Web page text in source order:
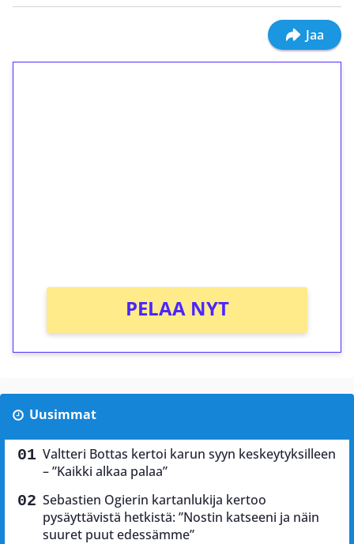
Jaa
PELAA NYT
Uusimmat
Valtteri Bottas kertoi karun syyn keskeytyksilleen
– ”Kaikki alkaa palaa”
Sebastien Ogierin kartanlukija kertoo
pysäyttävistä hetkistä: ”Nostin katseeni ja näin
suuret puut edessämme”